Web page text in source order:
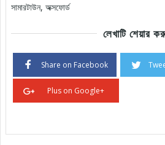
সামারটাউন, অক্সফোর্ড
লেখাটি শেয়ার
Share on Facebook
Plus on Google+